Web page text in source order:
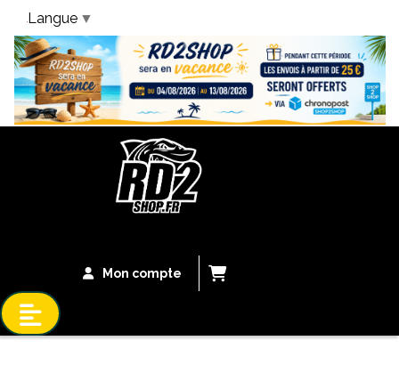
Bandeau Vacances
Mon compte
Langue ▼